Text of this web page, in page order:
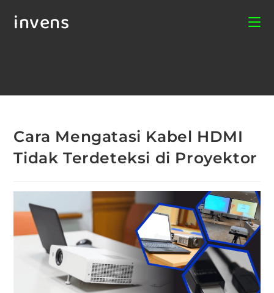
invens
Cara Mengatasi Kabel HDMI
Tidak Terdeteksi di Proyektor